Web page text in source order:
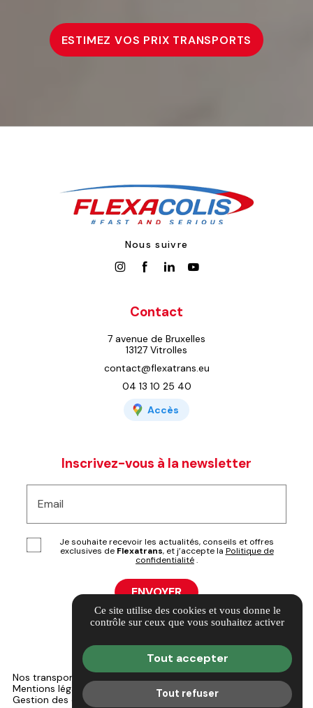
ESTIMEZ VOS PRIX TRANSPORTS
Nous suivre
Contact
7 avenue de Bruxelles
13127 Vitrolles
contact@flexatrans.eu
04 13 10 25 40
Accès
Inscrivez-vous à la newsletter
Email
Je souhaite recevoir les actualités, conseils et offres
exclusives de Flexatrans, et j’accepte la Politique de
confidentialité.
Nos transporteurs
Mentions légales
Politique de confidentialité
Gestion des cookies
Ce site utilise des cookies et vous donne le
contrôle sur ceux que vous souhaitez activer
Tout accepter
Tout refuser